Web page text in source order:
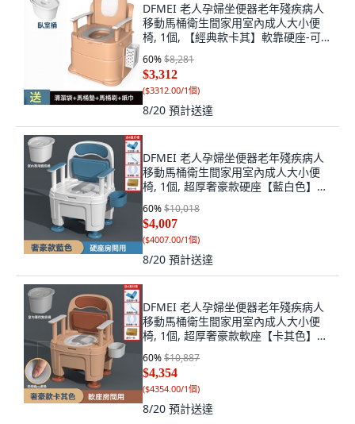
DFMEI 老人孕婦坐便器老年殘疾病人
移動馬桶衛生間家用室內成人大小便
椅, 1個, 【經典款卡其】軟靠硬座-可
升降兩檔-盛尿桶：房間雙桶替換用【:
如圖
60%$8,281
$3,312
($3312.00/1個)
8/20 預計送達
DFMEI 老人孕婦坐便器老年殘疾病人
移動馬桶衛生間家用室內成人大小便
椅, 1個, 超厚奢豪款硬座【藍白色】可
旋轉升降-盛尿桶：房間用【承重50:如
圖
60%$10,018
$4,007
($4007.00/1個)
8/20 預計送達
DFMEI 老人孕婦坐便器老年殘疾病人
移動馬桶衛生間家用室內成人大小便
椅, 1個, 超厚奢豪款軟座【卡其色】可
旋轉升降-盛尿桶：房間用【承重50:如
圖
60%$10,887
$4,354
($4354.00/1個)
8/20 預計送達